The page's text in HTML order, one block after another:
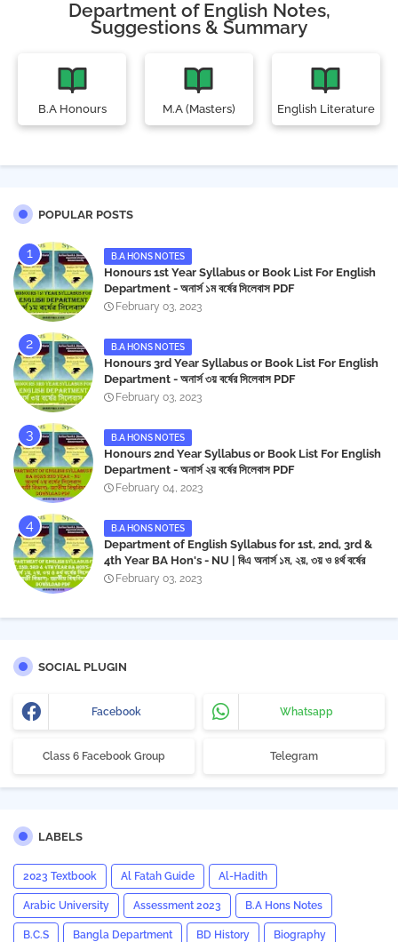
Department of English Notes,
Suggestions & Summary
B.A Honours M.A (Masters) English Literature
POPULAR POSTS
B.A HONS NOTES
Honours 1st Year Syllabus or Book List For English
Department - অনার্স ১ম বর্ষের সিলেবাস PDF
February 03, 2023
B.A HONS NOTES
Honours 3rd Year Syllabus or Book List For English
Department - অনার্স ৩য় বর্ষের সিলেবাস PDF
February 03, 2023
B.A HONS NOTES
Honours 2nd Year Syllabus or Book List For English
Department - অনার্স ২য় বর্ষের সিলেবাস PDF
February 04, 2023
B.A HONS NOTES
Department of English Syllabus for 1st, 2nd, 3rd &
4th Year BA Hon's - NU | বিএ অনার্স ১ম, ২য়, ৩য় ও ৪র্থ বর্ষের
সিলেবাস (ইংরেজী বিভাগ)- জাতীয় বিশ্ববিদ্যালয় | Download PDF
February 03, 2023
SOCIAL PLUGIN
Facebook Whatsapp
Class 6 Facebook Group Telegram
LABELS
2023 Textbook Al Fatah Guide Al-Hadith
Arabic University Assessment 2023 B.A Hons Notes
B.C.S Bangla Department BD History Biography